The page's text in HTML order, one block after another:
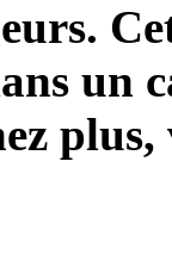
un
plus,